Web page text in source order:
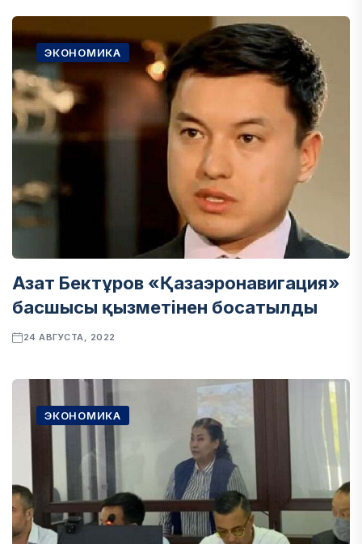
ЭКОНОМИКА
Азат Бектұров «Қазаэронавигация»
басшысы қызметінен босатылды
24 АВГУСТА, 2022
ЭКОНОМИКА